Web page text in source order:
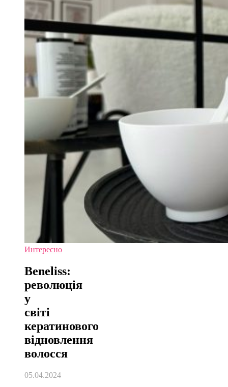
Интересно
Beneliss:
революція
у
світі
кератинового
відновлення
волосся
05.04.2024